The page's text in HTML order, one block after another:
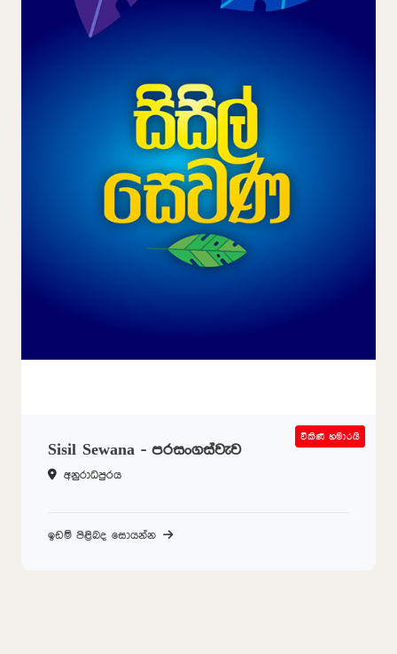
SOLD OUT
Sisil Sewana - පරසංගස්වැව
අනුරාධපුරය
විකිණී හමාරයි
ඉඩම් පිළිබද සොයන්න